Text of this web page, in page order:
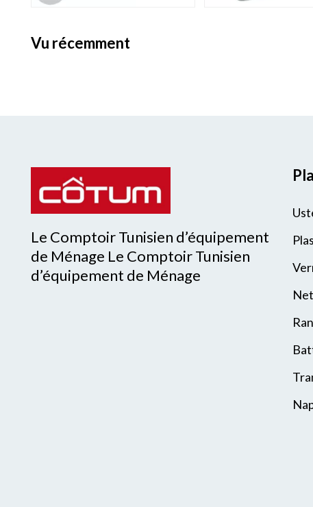
vu récemment
Le Comptoir Tunisien d’équipement
de Ménage Le Comptoir Tunisien
d’équipement de Ménage